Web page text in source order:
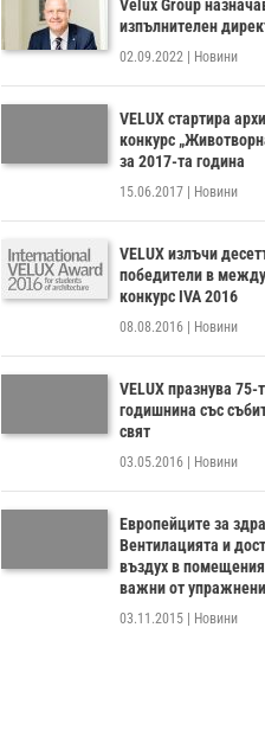
Velux Group
изпълнителен
02.09.2022 Новини
VELUX стартира
конкурс
за 2017-та година
15.06.2017 Новини
VELUX излъчи
победители в
конкурс IVA 2016
08.08.2016 Новини
VELUX празнува 75-
годишнина със
свят
03.05.2016 Новини
Европейците за
Вентилацията и
въздух в
важни от
03.11.2015 Новини